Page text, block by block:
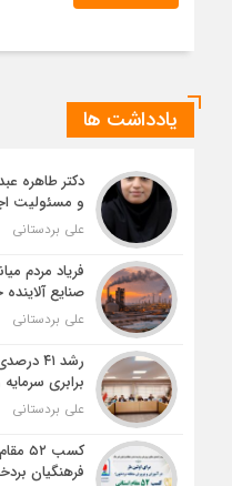
یادداشت ها
دکتر طاهره
و مسئولیت
علی بردستانی
فریاد مردم
صنایع
علی بردستانی
برابری
علی بردستانی
کسب
فرهنگیان